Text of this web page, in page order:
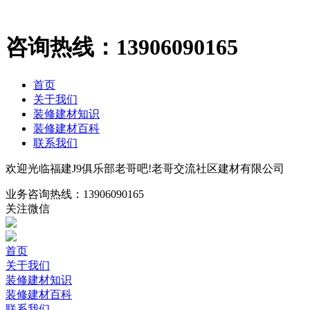
咨询热线： 13906090165
首页
关于我们
装修建材知识
装修建材百科
联系我们
欢迎光临福建J9俱乐部老哥吧!老哥交流社区建材有限公司
业务咨询热线： 13906090165
关注微信
首页
关于我们
装修建材知识
装修建材百科